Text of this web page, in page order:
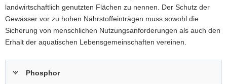
o
n
landwirtschaftlich genutzten Flächen zu nennen. Der Schutz der
Gewässer vor zu hohen Nährstoffeinträgen muss sowohl die
Sicherung von menschlichen Nutzungsanforderungen als auch den
Erhalt der aquatischen Lebensgemeinschaften vereinen.
Phosphor